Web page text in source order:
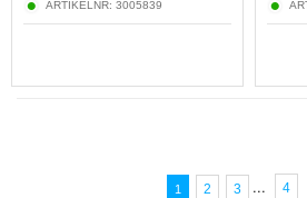
ARTIKELNR: 3005839
1 2 3 ... 4